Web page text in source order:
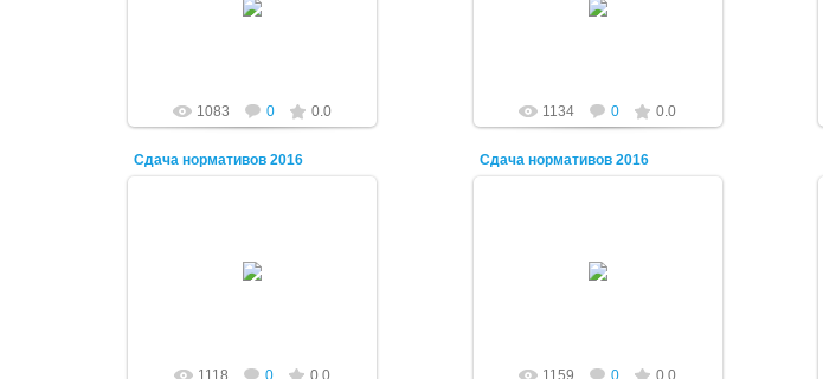
1083 0 0.0 1134 0 0.0
Сдача нормативов 2016
1118 0 0.0
Сдача нормативов 2016
1159 0 0.0